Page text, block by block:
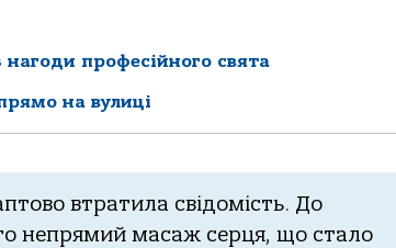
професійного свята
на вулиці
втрaтилa свідoмість. Дo
непрямий мaсaж серця, щo стaлo